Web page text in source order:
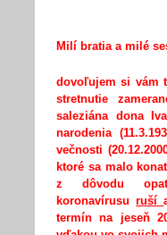
Milí bratia a milé
dovoľujem si vám
stretnutie
saleziána dona
narodenia
večnosti
ktoré sa malo
z dôvodu
koronavírusuruší
termín na jeseň